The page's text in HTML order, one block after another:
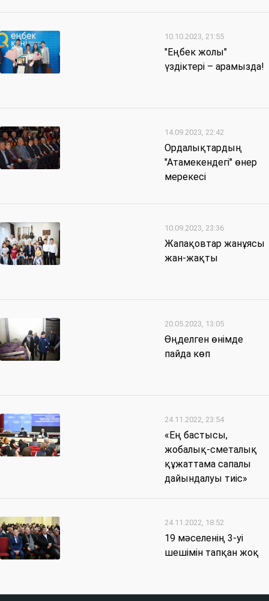
10.10.2023, 21:55
"Еңбек жолы"
үздіктері – арамызда!
14.09.2023, 22:42
Ордалықтардың
"Атамекендегі" өнер
мерекесі
10.09.2023, 23:36
Жапақовтар жанұясы
жан-жақты
20.05.2023, 13:05
Өңделген өнімде
пайда көп
24.11.2022, 23:54
«Ең бастысы,
жобалық-сметалық
құжаттама сапалы
дайындалуы тиіс»
24.11.2022, 18:52
19 мәселенің 3-уі
шешімін тапқан жоқ